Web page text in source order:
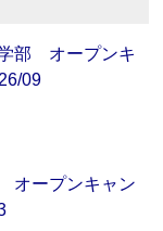
部 オープンキ
09
オープンキャン